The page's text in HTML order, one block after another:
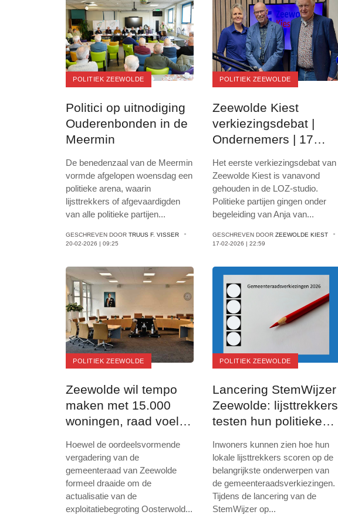
POLITIEK ZEEWOLDE
Politici op uitnodiging
Ouderenbonden in de
Meermin
De benedenzaal van de Meermin
vormde afgelopen woensdag een
politieke arena, waarin
lijsttrekkers of afgevaardigden
van alle politieke partijen...
GESCHREVEN DOOR TRUUS F. VISSER
20-02-2026 | 09:25
POLITIEK ZEEWOLDE
Zeewolde Kiest
verkiezingsdebat |
Ondernemers | 17
Het eerste verkiezingsdebat van
Zeewolde Kiest is vanavond
gehouden in de LOZ-studio.
Politieke partijen gingen onder
begeleiding van Anja van...
GESCHREVEN DOORZEEWOLDE KIEST
17-02-2026 | 22:59
POLITIEK ZEEWOLDE
Zeewolde wil tempo
maken met 15.000
woningen, raad voelt
Hoewel de oordeelsvormende
vergadering van de
gemeenteraad van Zeewolde
formeel draaide om de
actualisatie van de
exploitatiebegroting Oosterwold...
POLITIEK ZEEWOLDE
Lancering StemWijzer
Zeewolde: lijsttrekkers
testen hun politieke
Inwoners kunnen zien hoe hun
lokale lijsttrekkers scoren op de
belangrijkste onderwerpen van
de gemeenteraadsverkiezingen.
Tijdens de lancering van de
StemWijzer op...